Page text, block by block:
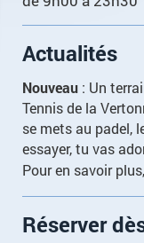
Actualités
Nouveau : Un
Tennis de la
se mets au padel,
essayer, tu vas
Pour en savoir
Réserver